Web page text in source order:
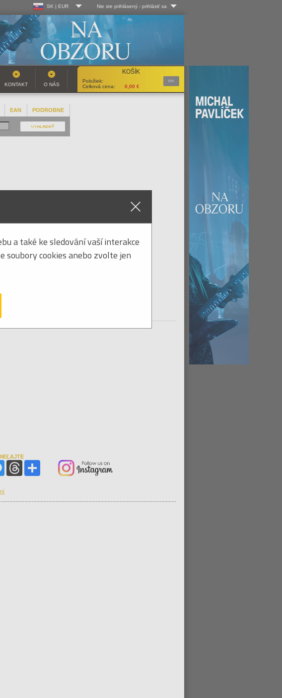
SK | EUR
CZ | Kč
SK | EUR
Nie ste prihlásený - prihlásiť sa
Log-in
Užív. meno:
Heslo:
Registrácia
KOŠÍK
Položiek:
Celková cena:
0,00 €
Podrobnosti
KONTAKT O NÁS
EAN PODROBNE
MessengerThreads
Close
a také ke sledování vaší interakce
soubory cookies anebo zvolte jen